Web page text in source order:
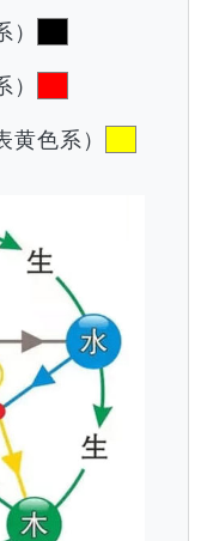
色系）